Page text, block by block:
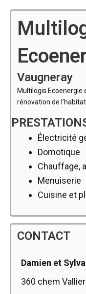
Vaugneray
Multilogis Ecoenergie
rénovation de
Électricité
Domotique
Chauffage,
Menuiserie
Cuisine et
CONTACT
Damien et
360 chem